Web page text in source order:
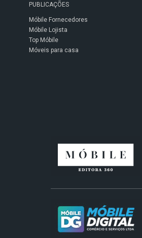
PUBLICAÇÕES
Móbile Fornecedores
Móbile Lojista
Top Móbile
Móveis para casa